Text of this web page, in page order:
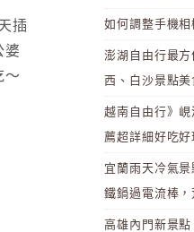
插
婆
～
如何調整手機相
澎湖自由行最
西、白沙景點
越南自由行》
薦超詳細好吃好
宜蘭雨天冷氣
鐵鍋過電流棒，
高雄內門新景